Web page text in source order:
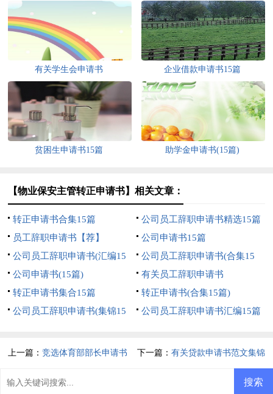
有关学生会申请书 企业借款申请书15篇
贫困生申请书15篇 助学金申请书(15篇)
【物业保安主管转正申请书】相关文章：
转正申请书合集15篇
公司员工辞职申请书精选15篇
员工辞职申请书【荐】
公司申请书15篇
公司员工辞职申请书(汇编15
篇)
公司员工辞职申请书(合集15
篇)
公司申请书(15篇)
有关员工辞职申请书
转正申请书集合15篇
转正申请书(合集15篇)
公司员工辞职申请书(集锦15
公司员工辞职申请书汇编15篇
上一篇：竞选体育部部长申请书 下一篇： 有关贷款申请书范文集锦